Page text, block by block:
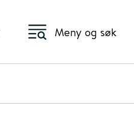
Meny og søk